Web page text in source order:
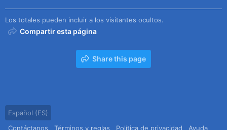
Los totales pueden incluir a los visitantes ocultos.
Compartir esta página
Share this page
Español (ES)
Contáctanos
Términos y reglas Política de privacidad Ayuda